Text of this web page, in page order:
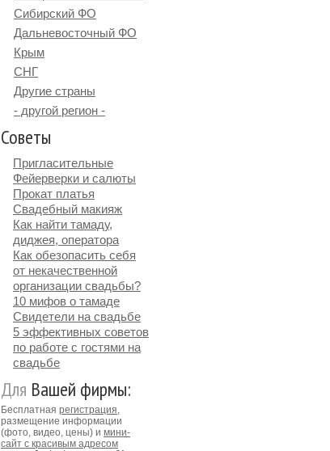
Сибирский ФО
Дальневосточный ФО
Крым
СНГ
Другие страны
- другой регион -
Советы
Пригласительные
Фейерверки и салюты
Прокат платья
Свадебный макияж
Как найти тамаду,
диджея, оператора
Как обезопасить себя
от некачественной
организации свадьбы?
10 мифов о тамаде
Свидетели на свадьбе
5 эффективных советов
по работе с гостями на
свадьбе
Для Вашей фирмы:
Бесплатная регистрация,
размещение информации
(фото, видео, цены) и мини-
сайт с красивым адресом